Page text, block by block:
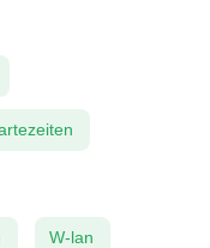
W-lan